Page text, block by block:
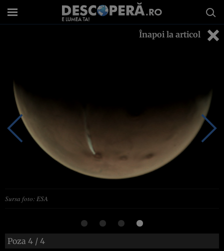
Înapoi la articol
Sursa foto: ESA
Poza 4 / 4